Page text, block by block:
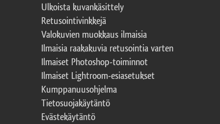
Ulkoista kuvankäsittely
Retusointivinkkejä
Valokuvien muokkaus ilmaisia
Ilmaisia raakakuvia retusointia varten
Ilmaiset Photoshop-toiminnot
Ilmaiset Lightroom-esiasetukset
Kumppanuusohjelma
Tietosuojakäytäntö
Evästekäytäntö